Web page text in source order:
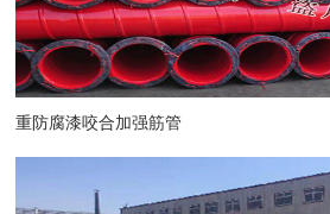
重防腐漆咬合加强筋管